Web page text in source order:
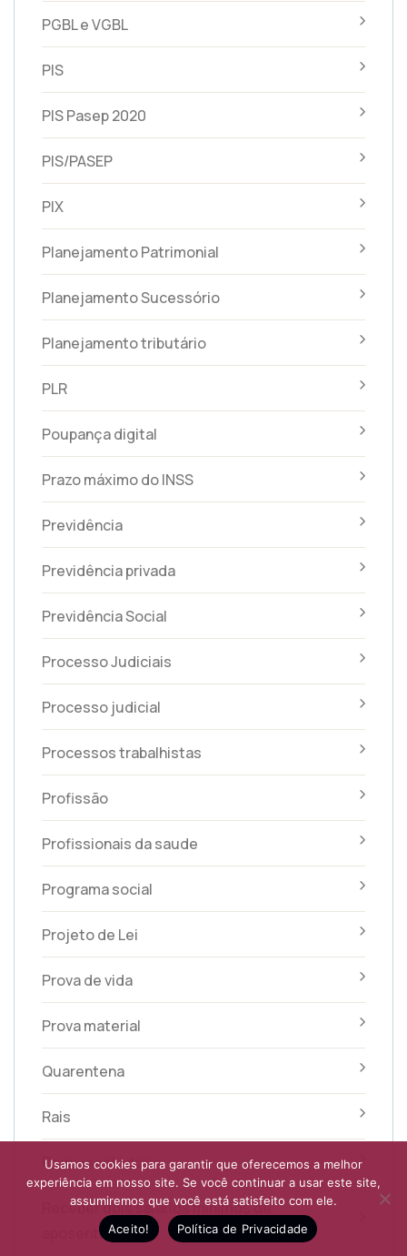
PGBL e VGBL
PIS
PIS Pasep 2020
PIS/PASEP
PIX
Planejamento Patrimonial
Planejamento Sucessório
Planejamento tributário
PLR
Poupança digital
Prazo máximo do INSS
Previdência
Previdência privada
Previdência Social
Processo Judiciais
Processo judicial
Processos trabalhistas
Profissão
Profissionais da saude
Programa social
Projeto de Lei
Prova de vida
Prova material
Quarentena
Rais
Reaposentadoria
Receber dois salários mínimos de
aposentadoria
Usamos cookies para garantir que oferecemos a melhor
experiência em nosso site. Se você continuar a usar este site,
assumiremos que você está satisfeito com ele.
Aceito!
Política de Privacidade